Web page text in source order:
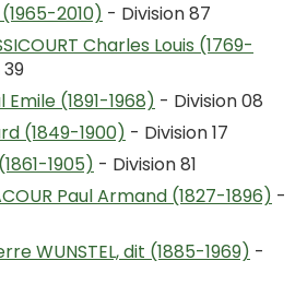
(1965-2010) - Division 87
Charles Louis (1769-
Emile (1891-1968) - Division 08
(1849-1900) - Division 17
1905) - Division 81
Paul Armand (1827-1896) -
WUNSTEL, dit (1885-1969) -